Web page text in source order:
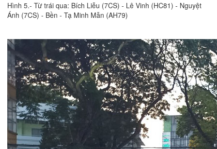
Hình 5.- Từ trái qua: Bích Liễu (7CS) - Lê Vinh (HC81) - Nguyệt
Ánh (7CS) - Bền - Tạ Minh Mẫn (AH79)